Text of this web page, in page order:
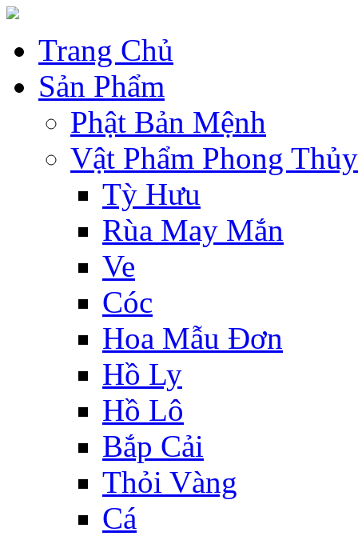
Trang Chủ
Sản Phẩm
Phật Bản Mệnh
Vật Phẩm Phong Thủy
Tỳ Hưu
Rùa May Mắn
Ve
Cóc
Hoa Mẫu Đơn
Hồ Ly
Hồ Lô
Bắp Cải
Thỏi Vàng
Cá